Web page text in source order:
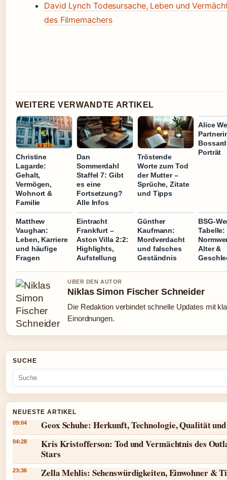
David Lynch Todesursache, Leben und
des Filmemachers
WEITERE VERWANDTE ARTIKEL
Christine
Lagarde:
Gehalt,
Vermögen,
Wohnort &
Familie
Dan
Sommerdahl
Staffel 7: Gibt
es eine
Fortsetzung?
Alle Infos
Tröstende
Worte zum Tod
der Mutter –
Sprüche, Zitate
und Tipps
Alice
Porträt
Matthew
Vaughan:
Leben, Karriere
und häufige
Fragen
Eintracht
Frankfurt –
Aston Villa 2:2:
Highlights,
Aufstellung
Günther
Kaufmann:
Mordverdacht
und falsches
Geständnis
BSG-
Tabelle:
Alter &
UBER DEN AUTOR
Niklas Simon Fischer Schneider
Die Redaktion verbindet schnelle Updates mit
Einordnungen.
SUCHE
NEUESTE ARTIKEL
09:04 Geox Schuhe: Herkunft, Technologie, Qualität
04:28
Kris Kristofferson: Tod und Vermächtnis des
Stars
23:36 Zella Mehlis: Sehenswürdigkeiten, Einwohner &